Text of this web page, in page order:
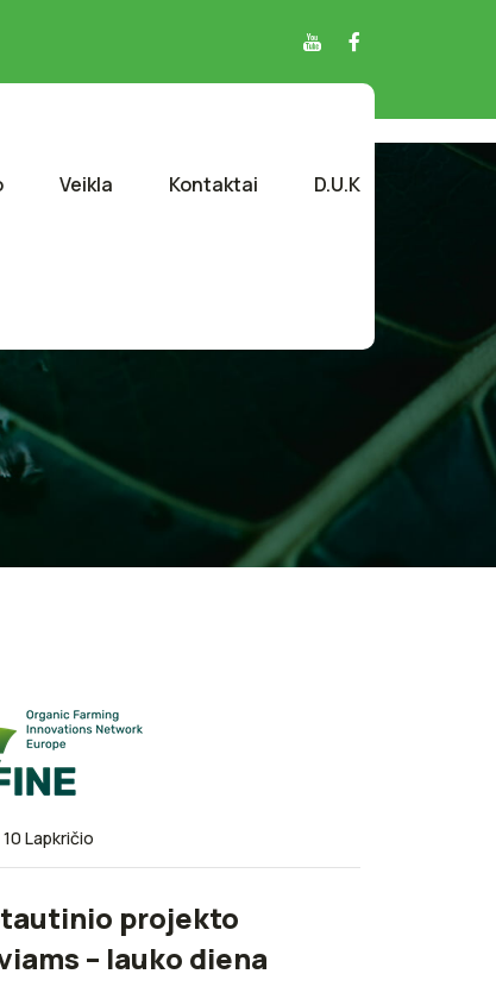
Veikla Kontaktai D.U.K
Lapkričio
projekto
– lauko diena